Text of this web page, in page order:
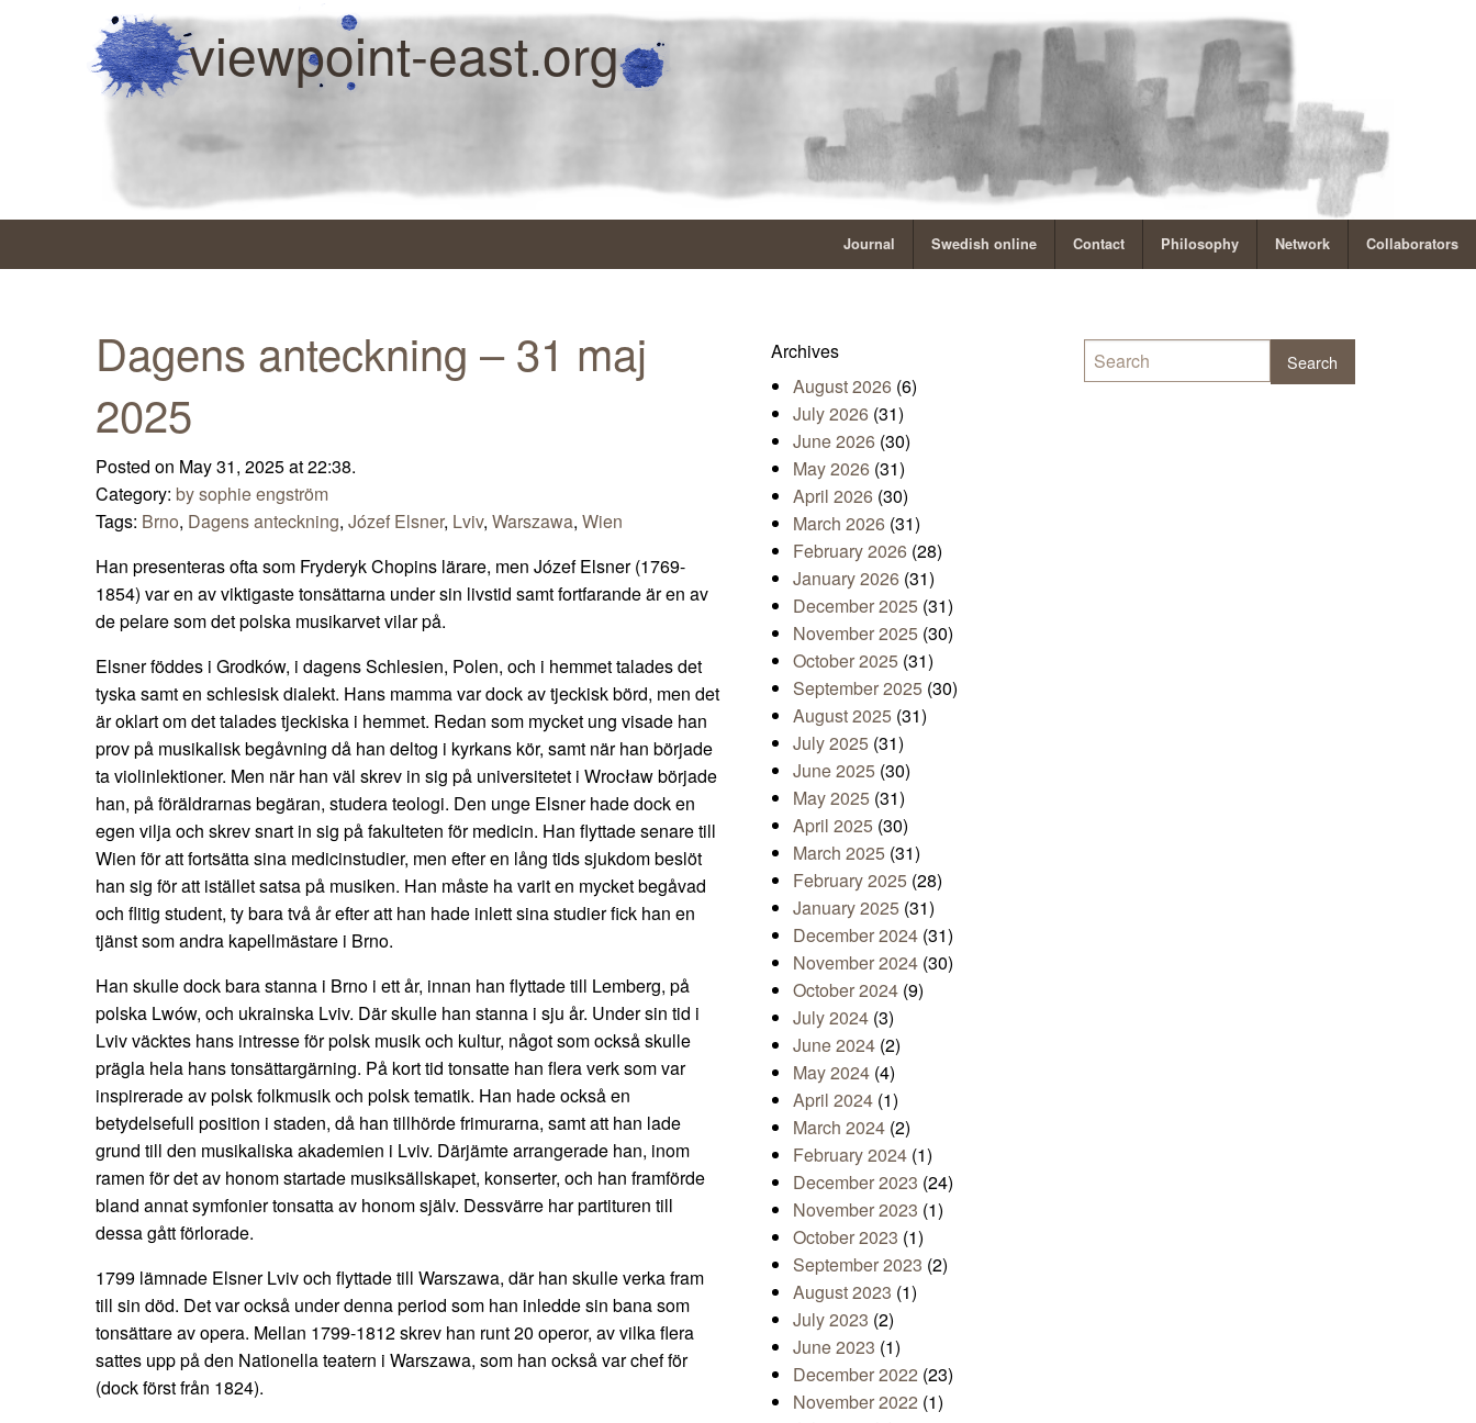
viewpoint-east.org
Journal Swedish online Contact Philosophy Network Collaborators
Dagens anteckning – 31 maj
2025
Posted on May 31, 2025 at 22:38.
Category: by sophie engström
Tags: Brno, Dagens anteckning, Józef Elsner, Lviv, Warszawa, Wien
Han presenteras ofta som Fryderyk Chopins lärare, men Józef Elsner (1769-
1854) var en av viktigaste tonsättarna under sin livstid samt fortfarande är en av
de pelare som det polska musikarvet vilar på.
Elsner föddes i Grodków, i dagens Schlesien, Polen, och i hemmet talades det
tyska samt en schlesisk dialekt. Hans mamma var dock av tjeckisk börd, men det
är oklart om det talades tjeckiska i hemmet. Redan som mycket ung visade han
prov på musikalisk begåvning då han deltog i kyrkans kör, samt när han började
ta violinlektioner. Men när han väl skrev in sig på universitetet i Wrocław började
han, på föräldrarnas begäran, studera teologi. Den unge Elsner hade dock en
egen vilja och skrev snart in sig på fakulteten för medicin. Han flyttade senare till
Wien för att fortsätta sina medicinstudier, men efter en lång tids sjukdom beslöt
han sig för att istället satsa på musiken. Han måste ha varit en mycket begåvad
och flitig student, ty bara två år efter att han hade inlett sina studier fick han en
tjänst som andra kapellmästare i Brno.
Han skulle dock bara stanna i Brno i ett år, innan han flyttade till Lemberg, på
polska Lwów, och ukrainska Lviv. Där skulle han stanna i sju år. Under sin tid i
Lviv väcktes hans intresse för polsk musik och kultur, något som också skulle
prägla hela hans tonsättargärning. På kort tid tonsatte han flera verk som var
inspirerade av polsk folkmusik och polsk tematik. Han hade också en
betydelsefull position i staden, då han tillhörde frimurarna, samt att han lade
grund till den musikaliska akademien i Lviv. Därjämte arrangerade han, inom
ramen för det av honom startade musiksällskapet, konserter, och han framförde
bland annat symfonier tonsatta av honom själv. Dessvärre har partituren till
dessa gått förlorade.
1799 lämnade Elsner Lviv och flyttade till Warszawa, där han skulle verka fram
till sin död. Det var också under denna period som han inledde sin bana som
tonsättare av opera. Mellan 1799-1812 skrev han runt 20 operor, av vilka flera
sattes upp på den Nationella teatern i Warszawa, som han också var chef för
(dock först från 1824).
Archives
August 2026 (6)
July 2026 (31)
June 2026 (30)
May 2026 (31)
April 2026 (30)
March 2026 (31)
February 2026 (28)
January 2026 (31)
December 2025 (31)
November 2025 (30)
October 2025 (31)
September 2025 (30)
August 2025 (31)
July 2025 (31)
June 2025 (30)
May 2025 (31)
April 2025 (30)
March 2025 (31)
February 2025 (28)
January 2025 (31)
December 2024 (31)
November 2024 (30)
October 2024 (9)
July 2024 (3)
June 2024 (2)
May 2024 (4)
April 2024 (1)
March 2024 (2)
February 2024 (1)
December 2023 (24)
November 2023 (1)
October 2023 (1)
September 2023 (2)
August 2023 (1)
July 2023 (2)
June 2023 (1)
December 2022 (23)
November 2022 (1)